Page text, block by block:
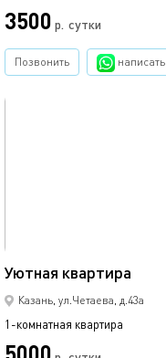
3500 р. сутки
Позвонить написать
Уютная квартира
Казань, ул.Четаева, д.43а
1-комнатная квартира